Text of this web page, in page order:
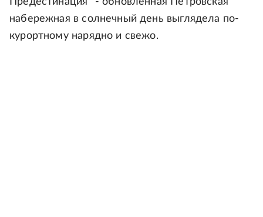
набережная в солнечный день выглядела по-
курортному нарядно и свежо.